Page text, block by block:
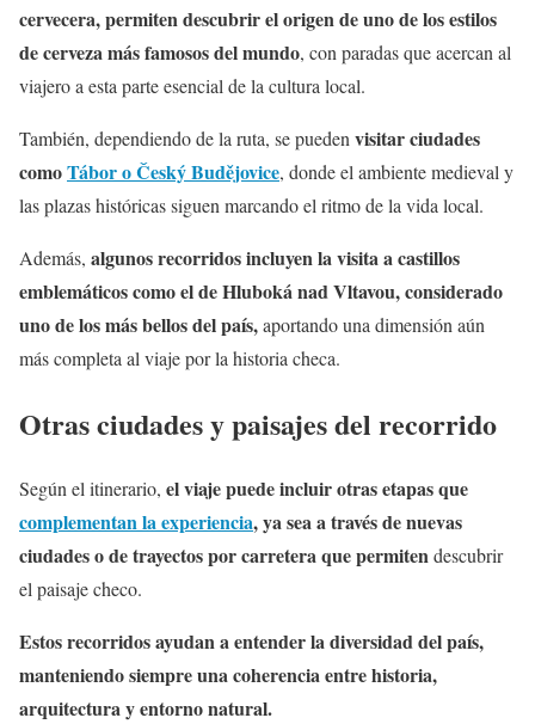
cervecera, permiten descubrir el origen de uno de los estilos
de cerveza más famosos del mundo, con paradas que acercan al
viajero a esta parte esencial de la cultura local.
También, dependiendo de la ruta, se pueden visitar ciudades
comoTábor o Český Budějovice, donde el ambiente medieval y
las plazas históricas siguen marcando el ritmo de la vida local.
Además, algunos recorridos incluyen la visita a castillos
emblemáticos como el de Hluboká nad Vltavou, considerado
uno de los más bellos del país,aportando una dimensión aún
más completa al viaje por la historia checa.
Otras ciudades y paisajes del recorrido
Según el itinerario, el viaje puede incluir otras etapas que
complementan la experiencia, ya sea a través de nuevas
ciudades o de trayectos por carretera que permitendescubrir
el paisaje checo.
Estos recorridos ayudan a entender la diversidad del país,
manteniendo siempre una coherencia entre historia,
arquitectura y entorno natural.